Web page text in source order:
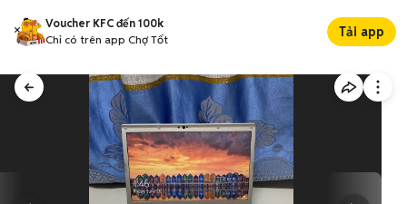
Voucher KFC đến 100k
Chỉ có trên app Chợ Tốt
Tải app